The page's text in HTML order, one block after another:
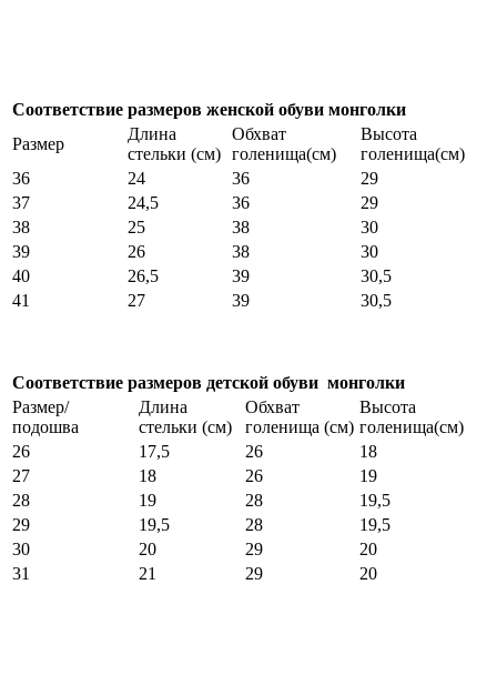
Соответствие размеров женской обуви монголки
Размер
Длина
стельки (см)
Обхват
голенища(см)
Высота
голенища(см)
36
24 36
29
37
24,5 36
29
38
25 38
30
39
26 38
30
40
26,5 39
30,5
41
27 39 30,5
Соответствие размеров детской обуви монголки
Размер/
подошва
Длина
стельки (см)
Обхват
голенища (см)
Высота
голенища(см)
26
17,5 26
18
27
18 26
19
28
19 28
19,5
29
19,5 28
19,5
30
20 29
20
31
21 29 20